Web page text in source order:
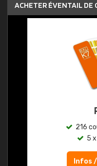
ACHETER ÉVENTAIL DE
216
5
Infos